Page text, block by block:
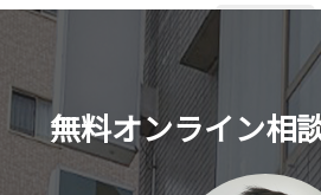
無料オンライン相